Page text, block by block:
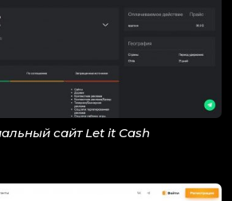
сайт Let it Cash